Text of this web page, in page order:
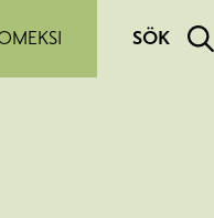
SÖK